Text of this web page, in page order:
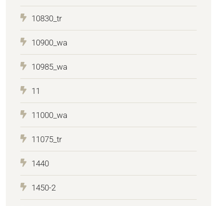
10830_tr
10900_wa
10985_wa
11
11000_wa
11075_tr
1440
1450-2